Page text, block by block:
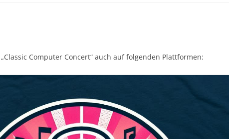
Computer Concert“ auch auf folgenden Plattformen: